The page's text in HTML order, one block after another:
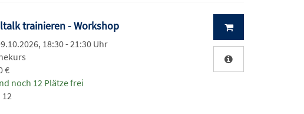
trainieren - Workshop
18:30 - 21:30 Uhr
€
noch 12 Plätze frei
12